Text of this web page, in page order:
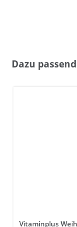
Dazu passend
Vitaminplus